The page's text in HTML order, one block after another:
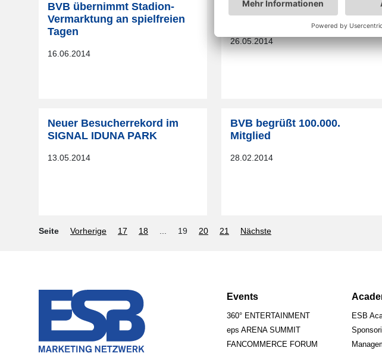
BVB übernimmt Stadion-
Vermarktung an spielfreien
Tagen
16.06.2014
BVB und Sparda-Bank West
verlängern Partnerschaft
26.05.2014
Neuer Besucherrekord im
SIGNAL IDUNA PARK
13.05.2014
BVB begrüßt 100.000.
Mitglied
28.02.2014
Seite Vorherige 17 18 ... 19 20 21 Nächste
Events
360° ENTERTAINMENT
eps ARENA SUMMIT
FANCOMMERCE FORUM
ESB